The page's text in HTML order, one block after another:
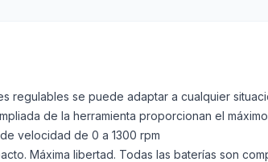
regulables se puede adaptar a cualquier
de la herramienta proporcionan el
velocidad de 0 a 1300 rpm
Máxima libertad. Todas las baterías son